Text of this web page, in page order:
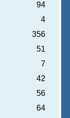
94
4
356
51
7
42
56
64